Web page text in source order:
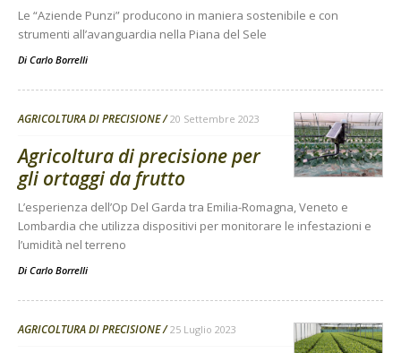
Le “Aziende Punzi” producono in maniera sostenibile e con
strumenti all’avanguardia nella Piana del Sele
Di Carlo Borrelli
AGRICOLTURA DI PRECISIONE 20 Settembre 2023
Agricoltura di precisione per
gli ortaggi da frutto
L’esperienza dell’Op Del Garda tra Emilia-Romagna, Veneto e
Lombardia che utilizza dispositivi per monitorare le infestazioni e
l’umidità nel terreno
Di Carlo Borrelli
AGRICOLTURA DI PRECISIONE 25 Luglio 2023